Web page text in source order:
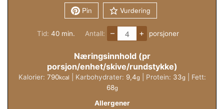
Pin Vurdering
Tid: 40minutter
min. Antall: – + porsjoner
Næringsinnhold (pr
porsjon/enhet/skive/rundstykke)
Kalorier: 790kcal Karbohydrater: 9,4g Protein: 33g
Fett:
68g
Allergener